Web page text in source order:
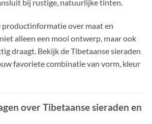
bij rustige, natuurlijke tinten.
productinformatie over maat en
alleen een mooi ontwerp, maar ook
draagt. Bekijk de Tibetaanse sieraden
favoriete combinatie van vorm, kleur
over Tibetaanse sieraden en